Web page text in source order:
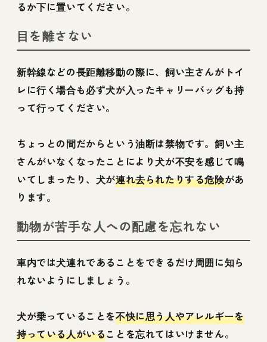
るか下に置いてください。
目を離さない
新幹線などの長距離移動の際に、飼い主さんがトイ
レに行く場合も必ず犬が入ったキャリーバッグも持
って行ってください。
ちょっとの間だからという油断は禁物です。飼い主
さんがいなくなったことにより犬が不安を感じて鳴
いてしまったり、犬が連れ去られたりする危険があ
ります。
動物が苦手な人への配慮を忘れない
車内では犬連れであることをできるだけ周囲に知ら
れないようにしましょう。
犬が乗っていることを不快に思う人やアレルギーを
持っている人がいることを忘れてはいけません。